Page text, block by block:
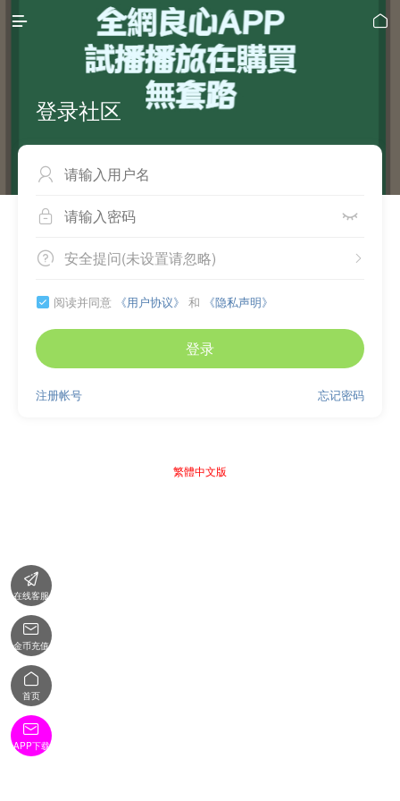
 
登录社区

 
 
安全提问(未设置请忽略)
 阅读并同意 《用户协议》 和 《隐私声明》
登录
忘记密码
注册帐号
繁體中文版

在线客服

金币充值

首页

APP下载